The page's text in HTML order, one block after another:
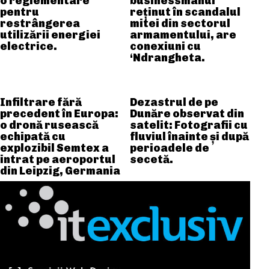
pentru
restrângerea
utilizării energiei
electrice.
reținut în scandalul
mitei din sectorul
armamentului, are
conexiuni cu
‘Ndrangheta.
Infiltrare fără
precedent în Europa:
o dronă rusească
echipată cu
explozibil Semtex a
intrat pe aeroportul
din Leipzig, Germania
Dezastrul de pe
Dunăre observat din
satelit: Fotografii cu
fluviul înainte și după
perioadele de
secetă.